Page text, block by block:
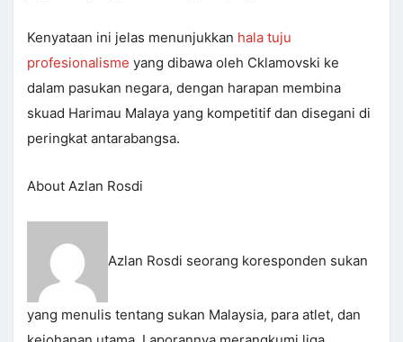
Kenyataan ini jelas menunjukkan hala tuju
profesionalisme yang dibawa oleh Cklamovski ke
dalam pasukan negara, dengan harapan membina
skuad Harimau Malaya yang kompetitif dan disegani di
peringkat antarabangsa.
About Azlan Rosdi
Azlan Rosdi seorang koresponden sukan
yang menulis tentang sukan Malaysia, para atlet, dan